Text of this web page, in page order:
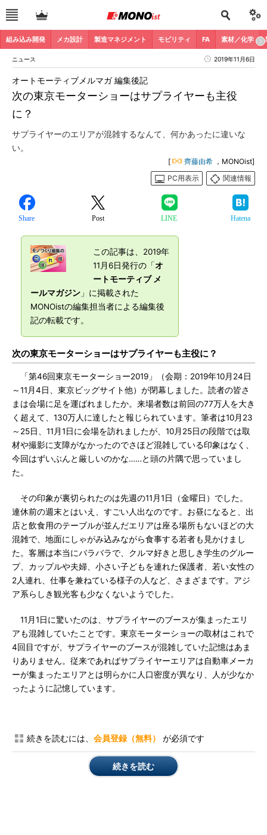
組み込み開発 メカ設計 製造マネジメント モビリティ FA 素材／化学
ニュース 2019年11月6日
次の東京モーターショーはサプライヤーも主役
に？
オートモーティブメルマガ 編集後記
サプライヤーのエリアが混雑するなんて、何かあったに違いな
い。
[ 齊藤由希 ，MONOist]
PC用表示
関連情報
Share Post LINE Hatena
この記事は、2019年
11月6日発行の「オ
ートモーティブ メ
ールマガジン 」に掲載された
MONOistの編集担当者による編集後
記の転載です。
次の東京モーターショーはサプライヤーも主役に？
「第46回東京モーターショー2019」（会期：2019年10月24日
～11月4日、東京ビッグサイト他）が閉幕しました。読者の皆さ
まは会場に足を運ばれましたか。来場者数は前回の77万人を大き
く超えて、130万人に達したと報じられています。筆者は10月23
～25日、11月1日に会場を訪れましたが、10月25日の段階では取
材や撮影に支障がなかったのでさほど混雑している印象はなく、
今回はずいぶんと厳しいのかな……と頭の片隅で思っていまし
た。
その印象が裏切られたのは先週の11月1日（金曜日）でした。
連休前の週末とはいえ、すごい人出なのです。お昼になると、出
店と飲食用のテーブルが並んだエリアは座る場所もないほどの大
混雑で、地面にしゃがみ込みながら食事する若者も見かけまし
た。客層は本当にバラバラで、クルマ好きと思しき学生のグルー
プ、カップルや夫婦、小さい子どもを連れた保護者、若い女性の
2人連れ、仕事を兼ねている様子の人など、さまざまです。アジ
ア系らしき観光客も少なくないようでした。
11月1日に驚いたのは、サプライヤーのブースが集まったエリ
アも混雑していたことです。東京モーターショーの取材はこれで
4回目ですが、サプライヤーのブースが混雑していた記憶はあま
りありません。従来であればサプライヤーエリアは自動車メーカ
ーが集まったエリアとは明らかに人口密度が異なり、人が少なか
ったように記憶しています。
続きを読むには、 会員登録（無料） が必須です
続きを読む